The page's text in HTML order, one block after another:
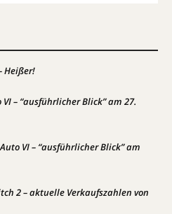
Heißer!
– “ausführlicher Blick” am 27.
VI – “ausführlicher Blick” am
2 – aktuelle Verkaufszahlen von